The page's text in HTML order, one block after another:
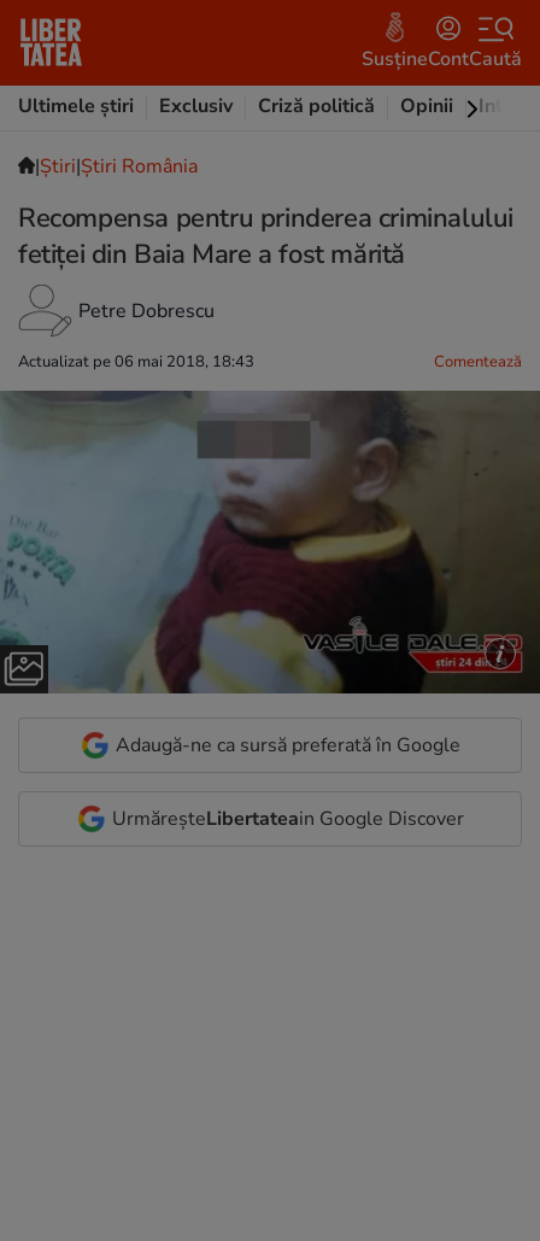
SusțineContCaută
Ultimele știri
Exclusiv Criză politică Opinii
|Ştiri|Știri România
Recompensa pentru prinderea criminalului
fetiței din Baia Mare a fost mărită
Petre Dobrescu
Actualizat pe 06 mai 2018, 18:43 Comentează
Adaugă-ne ca sursă preferată în Google
UrmăreșteLibertateain Google Discover